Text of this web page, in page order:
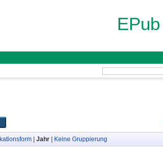
| Jahr| Keine Gruppierung